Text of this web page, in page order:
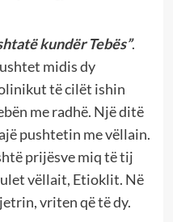
kundër Tebës”.
midis dy
të cilët ishin
me radhë. Një ditë
pushtetin me vëllain.
prijësve miq të tij
vëllait, Etioklit. Në
vriten që të dy.